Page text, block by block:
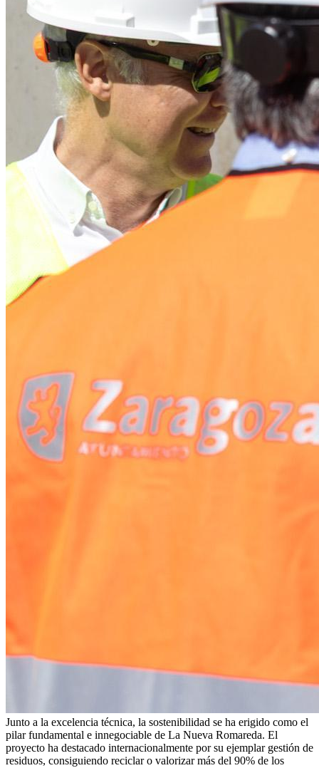
Junto a la excelencia técnica, la sostenibilidad se ha erigido como el
pilar fundamental e innegociable de La Nueva Romareda. El
proyecto ha destacado internacionalmente por su ejemplar gestión de
residuos, consiguiendo reciclar o valorizar más del 90% de los